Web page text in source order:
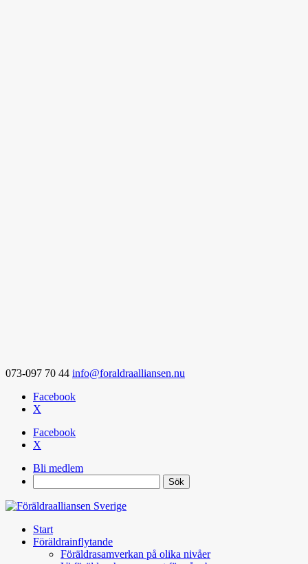
073-097 70 44 info@foraldraalliansen.nu
Facebook
X
Facebook
X
Bli medlem
Start
Föräldrainflytande
Föräldrasamverkan på olika nivåer